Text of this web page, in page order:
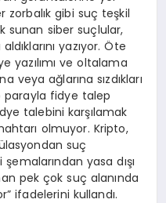
zorbalık gibi suç teşkil
sunan siber suçlular,
yazıyor. Öte
yazılımı ve oltalama
veya ağlarına sızdıkları
parayla fidye talep
talebini karşılamak
olmuyor. Kripto,
suç
yasa dışı
pek çok suç alanında
ifadelerini kullandı.